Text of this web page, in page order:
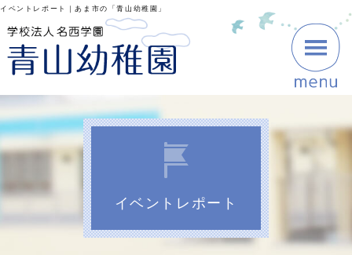
イベントレポート｜あま市の「青山幼稚園」
イベントレポート